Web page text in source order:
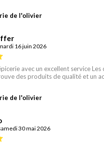
de l'olivier
16 juin 2026
avec un excellent service
des produits de qualité et un
de l'olivier
30 mai 2026